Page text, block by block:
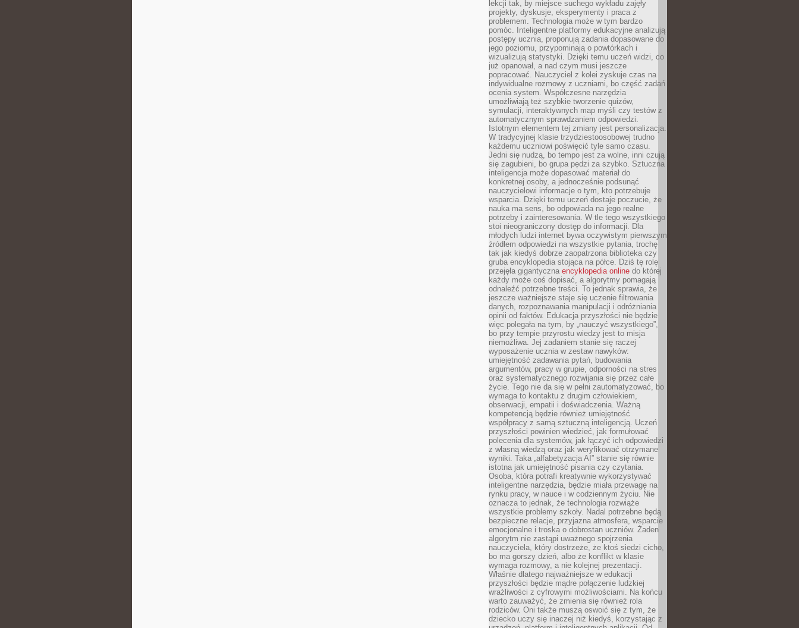
lekcji tak, by miejsce suchego wykładu zajęły
projekty, dyskusje, eksperymenty i praca z
problemem. Technologia może w tym bardzo
pomóc. Inteligentne platformy edukacyjne analizują
postępy ucznia, proponują zadania dopasowane do
jego poziomu, przypominają o powtórkach i
wizualizują statystyki. Dzięki temu uczeń widzi, co
już opanował, a nad czym musi jeszcze
popracować. Nauczyciel z kolei zyskuje czas na
indywidualne rozmowy z uczniami, bo część zadań
ocenia system. Współczesne narzędzia
umożliwiają też szybkie tworzenie quizów,
symulacji, interaktywnych map myśli czy testów z
automatycznym sprawdzaniem odpowiedzi.
Istotnym elementem tej zmiany jest personalizacja.
W tradycyjnej klasie trzydziestoosobowej trudno
każdemu uczniowi poświęcić tyle samo czasu.
Jedni się nudzą, bo tempo jest za wolne, inni czują
się zagubieni, bo grupa pędzi za szybko. Sztuczna
inteligencja może dopasować materiał do
konkretnej osoby, a jednocześnie podsunąć
nauczycielowi informacje o tym, kto potrzebuje
wsparcia. Dzięki temu uczeń dostaje poczucie, że
nauka ma sens, bo odpowiada na jego realne
potrzeby i zainteresowania. W tle tego wszystkiego
stoi nieograniczony dostęp do informacji. Dla
młodych ludzi internet bywa oczywistym pierwszym
źródłem odpowiedzi na wszystkie pytania, trochę
tak jak kiedyś dobrze zaopatrzona biblioteka czy
gruba encyklopedia stojąca na półce. Dziś tę rolę
przejęła gigantyczna encyklopedia online do której
każdy może coś dopisać, a algorytmy pomagają
odnaleźć potrzebne treści. To jednak sprawia, że
jeszcze ważniejsze staje się uczenie filtrowania
danych, rozpoznawania manipulacji i odróżniania
opinii od faktów. Edukacja przyszłości nie będzie
więc polegała na tym, by „nauczyć wszystkiego”,
bo przy tempie przyrostu wiedzy jest to misja
niemożliwa. Jej zadaniem stanie się raczej
wyposażenie ucznia w zestaw nawyków:
umiejętność zadawania pytań, budowania
argumentów, pracy w grupie, odporności na stres
oraz systematycznego rozwijania się przez całe
życie. Tego nie da się w pełni zautomatyzować, bo
wymaga to kontaktu z drugim człowiekiem,
obserwacji, empatii i doświadczenia. Ważną
kompetencją będzie również umiejętność
współpracy z samą sztuczną inteligencją. Uczeń
przyszłości powinien wiedzieć, jak formułować
polecenia dla systemów, jak łączyć ich odpowiedzi
z własną wiedzą oraz jak weryfikować otrzymane
wyniki. Taka „alfabetyzacja AI” stanie się równie
istotna jak umiejętność pisania czy czytania.
Osoba, która potrafi kreatywnie wykorzystywać
inteligentne narzędzia, będzie miała przewagę na
rynku pracy, w nauce i w codziennym życiu. Nie
oznacza to jednak, że technologia rozwiąże
wszystkie problemy szkoły. Nadal potrzebne będą
bezpieczne relacje, przyjazna atmosfera, wsparcie
emocjonalne i troska o dobrostan uczniów. Żaden
algorytm nie zastąpi uważnego spojrzenia
nauczyciela, który dostrzeże, że ktoś siedzi cicho,
bo ma gorszy dzień, albo że konflikt w klasie
wymaga rozmowy, a nie kolejnej prezentacji.
Właśnie dlatego najważniejsze w edukacji
przyszłości będzie mądre połączenie ludzkiej
wrażliwości z cyfrowymi możliwościami. Na końcu
warto zauważyć, że zmienia się również rola
rodziców. Oni także muszą oswoić się z tym, że
dziecko uczy się inaczej niż kiedyś, korzystając z